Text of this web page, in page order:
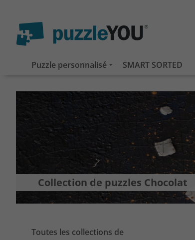
Puzzle personnalisé SMART SORTED
Collection de puzzles Chocolat
Toutes les collections de